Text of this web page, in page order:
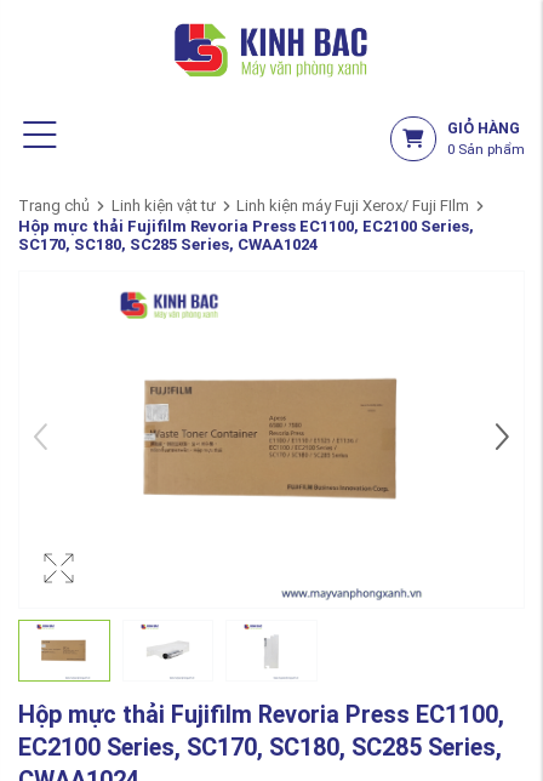
GIỎ HÀNG
0 Sản phẩm
Trang chủ Linh kiện vật tư
Linh kiện máy Fuji Xerox/ Fuji FIlm
Hộp mực thải Fujifilm Revoria Press EC1100, EC2100 Series,
SC170, SC180, SC285 Series, CWAA1024
Hộp mực thải Fujifilm Revoria Press EC1100,
EC2100 Series, SC170, SC180, SC285 Series,